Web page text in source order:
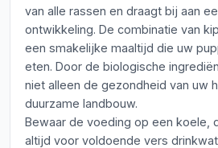
van alle rassen en draagt bij aan
ontwikkeling. De combinatie van
een smakelijke maaltijd die uw
eten. Door de biologische
niet alleen de gezondheid van uw
duurzame landbouw.
Bewaar de voeding op een koele,
altijd voor voldoende vers